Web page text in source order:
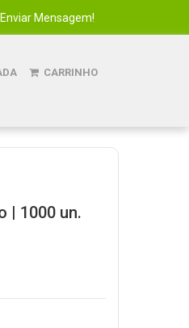
Enviar Mensagem!
CARRINHO
| 1000 un.